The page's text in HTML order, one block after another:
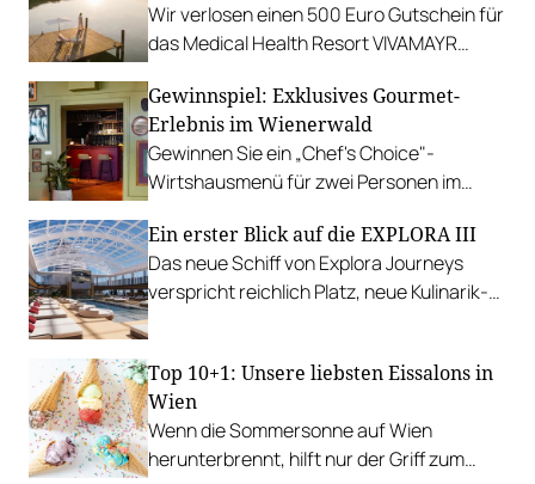
Wir verlosen einen 500 Euro Gutschein für
das Medical Health Resort VIVAMAYR
Gewinnspiel: Exklusives Gourmet-
Erlebnis im Wienerwald
Gewinnen Sie ein „Chef's Choice"-
Wirtshausmenü für zwei Personen im
Gumpoldskirchen.
Ein erster Blick auf die EXPLORA III
Das neue Schiff von Explora Journeys
verspricht reichlich Platz, neue Kulinarik-
Top 10+1: Unsere liebsten Eissalons in
Wien
Wenn die Sommersonne auf Wien
herunterbrennt, hilft nur der Griff zum